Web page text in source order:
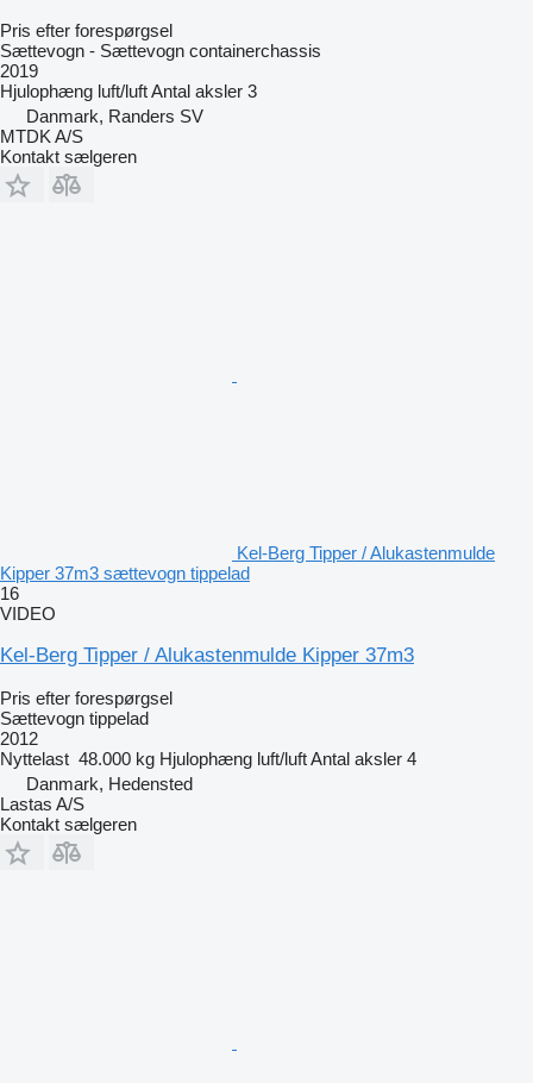
Pris efter forespørgsel
Sættevogn - Sættevogn containerchassis
2019
Hjulophæng luft/luftAntal aksler 3
Danmark, Randers SV
MTDK A/S
Kontakt sælgeren
Kel-Berg Tipper / Alukastenmulde
Kipper 37m3 sættevogn tippelad
16
VIDEO
Kel-Berg Tipper / Alukastenmulde Kipper 37m3
Pris efter forespørgsel
Sættevogn tippelad
2012
Nyttelast 48.000 kg Hjulophæng luft/luftAntal aksler 4
Danmark, Hedensted
Lastas A/S
Kontakt sælgeren